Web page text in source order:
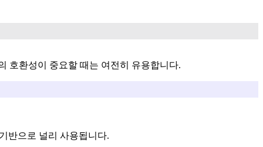
호환성이 중요할 때는 여전히 유용합니다.
반으로 널리 사용됩니다.